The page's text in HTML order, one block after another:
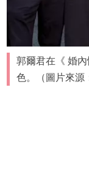
郭爾君在《 婚
色。（圖片來源